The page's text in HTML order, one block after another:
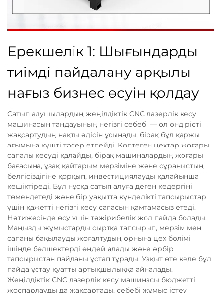
Ерекшелік 1: Шығындарды
тиімді пайдалану арқылы
нағыз бизнес өсуін қолдау
Сатып алушылардың жеңілдіктік CNC лазерлік кесу
машинасын таңдауының негізгі себебі — ол өндірісті
жақсартудың нақты әдісін ұсынады, бірақ бұл қаржы
ағымына күшті тәсер етпейді. Көптеген цехтар жоғары
сапалы кесуді қалайды, бірақ машиналардың жоғары
бағасына, ұзақ қайтарым мерзіміне және сұраныстың
белгісіздігіне қорқып, инвестициялауды қалайынша
кешіктіреді. Бұл нұсқа сатып алуға деген кедергіні
төмендетеді және бір уақытта күнделікті тапсырыстар
үшін қажетті негізгі кесу сапасын қамтамасыз етеді.
Нәтижесінде өсу үшін тәжірибелік жол пайда болады.
Маңызды жұмыстарды сыртқа тапсырып, мерзім мен
сапаны бақылауды жоғалтудың орнына цех бөлімі
ішінде бөлшектерді өңдей алады және әрбір
тапсырыстан пайданы ұстап тұрады. Уақыт өте келе бұл
пайда ұстау қуатты артықшылыққа айналады.
Жеңілдіктік CNC лазерлік кесу машинасы бюджетті
жоспарлауды да жақсартады, себебі жұмыс істеу